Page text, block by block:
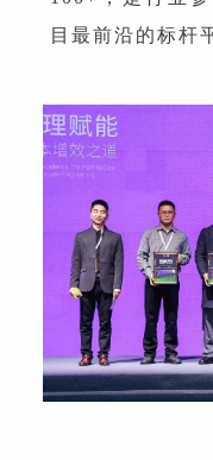
目最前沿的标杆